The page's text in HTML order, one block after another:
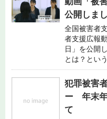
公開しまし
全国被害者
者支援広報
日」を公開
とは？とい
犯罪被害
ー 年末年
て